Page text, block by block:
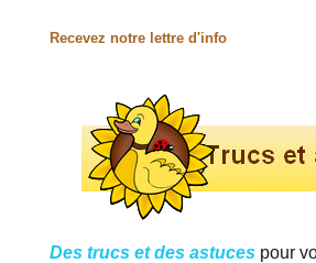
Recevez notre lettre d'info
Des trucs et des astucespour